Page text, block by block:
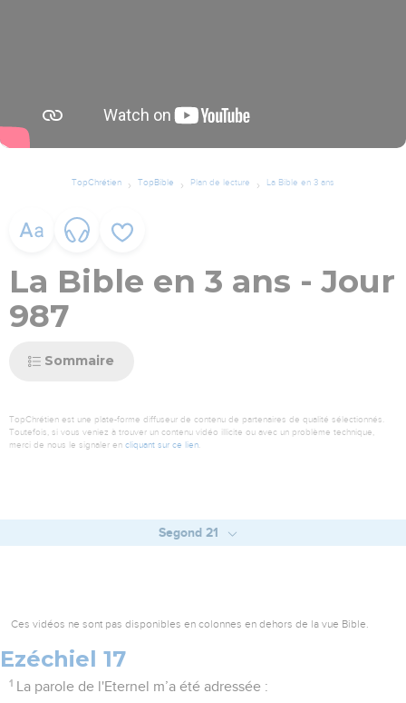
TopChrétien TopBible Plan de lecture La Bible en 3 ans
La Bible en 3 ans - Jour
987
Sommaire
TopChrétien est une plate-forme diffuseur de contenu de partenaires de qualité sélectionnés.
Toutefois, si vous veniez à trouver un contenu vidéo illicite ou avec un problème technique,
merci de nous le signaler en cliquant sur ce lien
Segond 21
Ces vidéos ne sont pas disponibles en colonnes en dehors de la vue Bible.
Ezéchiel 17
1 La parole de l'Eternel m’a été adressée :